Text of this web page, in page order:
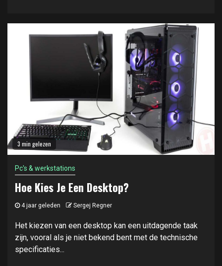
3 min gelezen
Pc's & werkstations
Hoe Kies Je Een Desktop?
4 jaar geleden Sergej Regner
Het kiezen van een desktop kan een uitdagende taak
zijn, vooral als je niet bekend bent met de technische
specificaties...